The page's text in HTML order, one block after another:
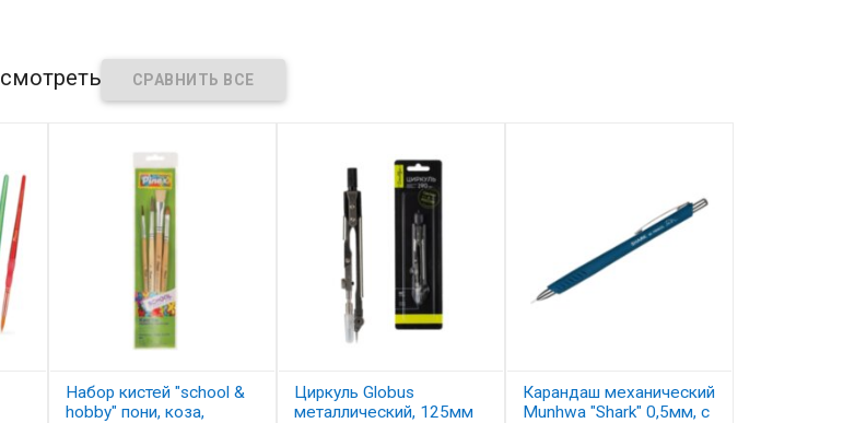
Набор кистей "school &
hobby" пони, коза,
Циркуль Globus
металлический, 125мм
Карандаш механический
Munhwa "Shark" 0,5мм, с